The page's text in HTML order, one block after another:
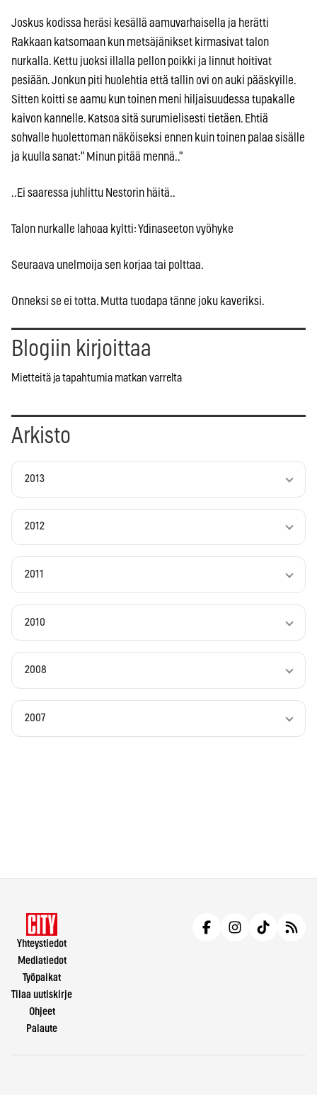
Joskus kodissa heräsi kesällä aamuvarhaisella ja herätti
Rakkaan katsomaan kun metsäjänikset kirmasivat talon
nurkalla. Kettu juoksi illalla pellon poikki ja linnut hoitivat
pesiään. Jonkun piti huolehtia että tallin ovi on auki pääskyille.
Sitten koitti se aamu kun toinen meni hiljaisuudessa tupakalle
kaivon kannelle. Katsoa sitä surumielisesti tietäen. Ehtiä
sohvalle huolettoman näköiseksi ennen kuin toinen palaa sisälle
ja kuulla sanat:" Minun pitää mennä.."
..Ei saaressa juhlittu Nestorin häitä..
Talon nurkalle lahoaa kyltti: Ydinaseeton vyöhyke
Seuraava unelmoija sen korjaa tai polttaa.
Onneksi se ei totta. Mutta tuodapa tänne joku kaveriksi.
Blogiin kirjoittaa
Mietteitä ja tapahtumia matkan varrelta
Arkisto
2013
2012
2011
2010
2008
2007
Yhteystiedot
Mediatiedot
Työpaikat
Tilaa uutiskirje
Ohjeet
Palaute